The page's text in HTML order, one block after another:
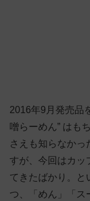
2016年9月発売品
噌らーめん” はも
さえも知らなかっ
すが、今回はカッ
てきたばかり。と
つ、「めん」「ス